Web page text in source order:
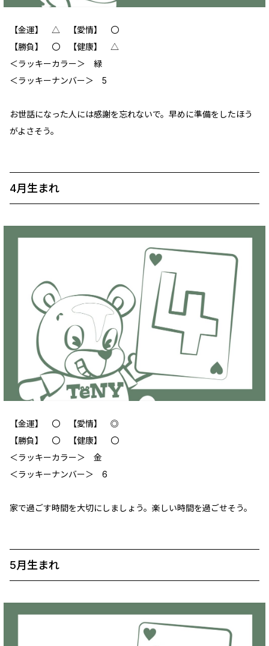
【金運】 △ 【愛情】 ‪〇
【勝負】 〇 【健康】 △
＜ラッキーカラー＞ 緑
＜ラッキーナンバー＞ 5
お世話になった人には感謝を忘れないで。早めに準備をしたほう
がよさそう。
4月生まれ
【金運】 ‪‪〇 【愛情】 ◎
【勝負】 〇 【健康】 〇
＜ラッキーカラー＞ 金
＜ラッキーナンバー＞ 6
家で過ごす時間を大切にしましょう。楽しい時間を過ごせそう。
5月生まれ